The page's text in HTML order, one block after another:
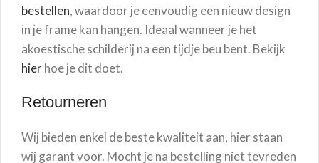
bestellen, waardoor je eenvoudig een nieuw design
in je frame kan hangen. Ideaal wanneer je het
akoestische schilderij na een tijdje beu bent. Bekijk
hierhoe je dit doet.
Retourneren
Wij bieden enkel de beste kwaliteit aan, hier staan
wij garant voor. Mocht je na bestelling niet tevreden